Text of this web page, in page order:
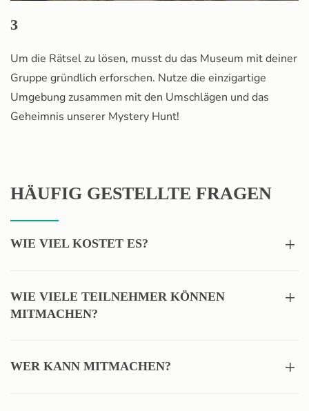
3
Um die Rätsel zu lösen, musst du das Museum mit deiner
Gruppe gründlich erforschen. Nutze die einzigartige
Umgebung zusammen mit den Umschlägen und das
Geheimnis unserer Mystery Hunt!
HÄUFIG GESTELLTE FRAGEN
WIE VIEL KOSTET ES?
WIE VIELE TEILNEHMER KÖNNEN
MITMACHEN?
WER KANN MITMACHEN?